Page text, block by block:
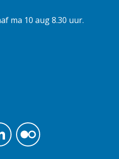
ma 10 aug 8.30 uur.